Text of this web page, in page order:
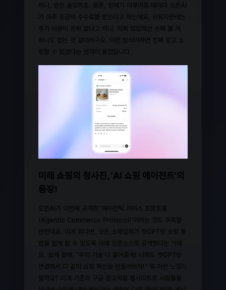
하니, 완전 솔깃하죠. 물론, 판매가 이루어질 때마다 오픈AI
가 아주 조금의 수수료를 받는다고 하는데요, 사용자한테는
추가 비용이 전혀 없다고 하니, 저희 입장에선 손해 볼 게
하나도 없는 것 같더라구요. 이런 방식이라면 진짜 믿고 쇼
핑할 수 있겠다는 생각이 들었답니다.
미래 쇼핑의 청사진, 'AI 쇼핑 에이전트'의
등장!
오픈AI가 이번에 공개한 '에이전틱 커머스 프로토콜
(Agentic Commerce Protocol)'이라는 것도 주목할
만한데요. 이게 뭐냐면, 모든 소매업체가 챗GPT랑 쇼핑 통
합을 쉽게 할 수 있도록 아예 오픈소스로 공개했다는 거예
요. 쉽게 말해, "우리 기술 다 풀어줄게! 너희도 챗GPT랑
연결해서 다 같이 쇼핑 혁신을 만들어보자!" 뭐 이런 느낌이
랄까요? 이게 기존의 구글 광고처럼 웹사이트로 사람들을